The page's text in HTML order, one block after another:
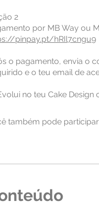
2
pinpay.pt/hRIl7cngu9
o pagamento, envia o
e o teu email de
no teu Cake Design
também pode